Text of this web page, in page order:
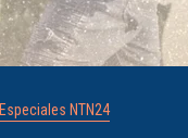
Especiales NTN24